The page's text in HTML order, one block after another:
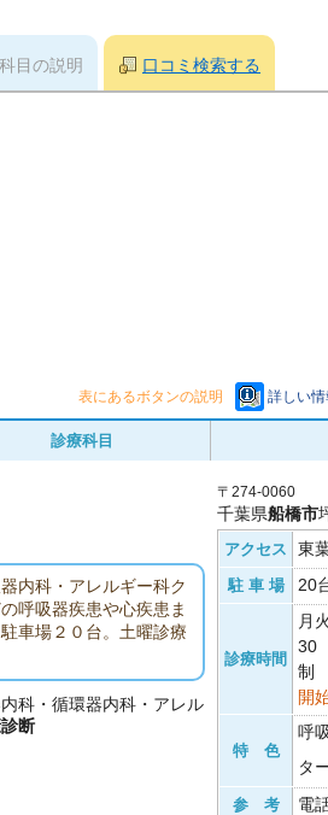
目の説明 口コミ検索する
表にあるボタンの説明 詳しい情
診療科目
内科・アレルギー科ク
呼吸器疾患や心疾患ま
車場２０台。土曜診療
科・循環器内科・アレル
断
〒274-0060
千葉県船橋市
アクセス 東
駐 車 場 20
診療時間
月
30
制
開
特 色
呼
タ
参 考 電